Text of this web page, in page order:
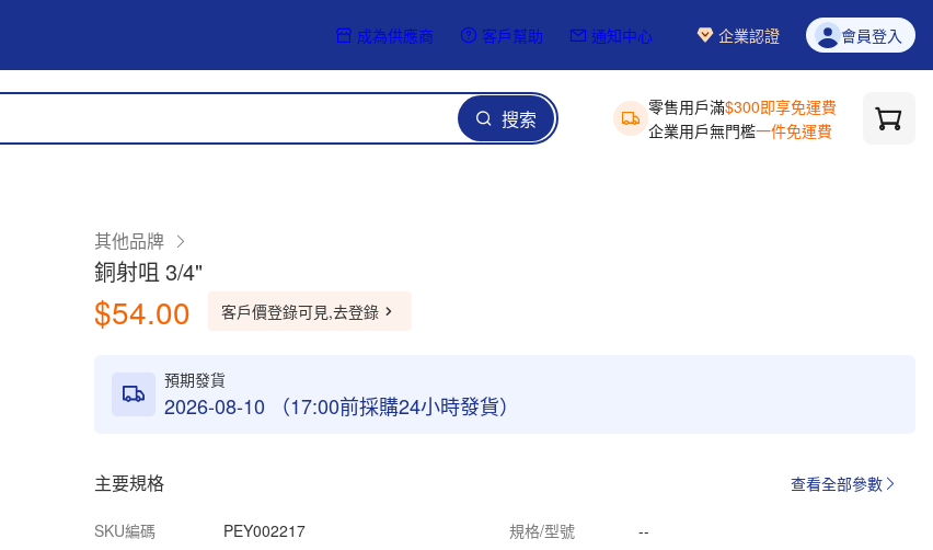
成為供應商 客戶幫助 通知中心 企業認證 會員登入
搜索 零售用戶滿$300即享免運費
企業用戶無門檻一件免運費
其他品牌
銅射咀 3/4"
$54.00 客戶價登錄可見,去登錄
預期發貨
2026-08-10 （17:00前採購24小時發貨）
主要規格 查看全部參數
SKU編碼 PEY002217 規格/型號
--